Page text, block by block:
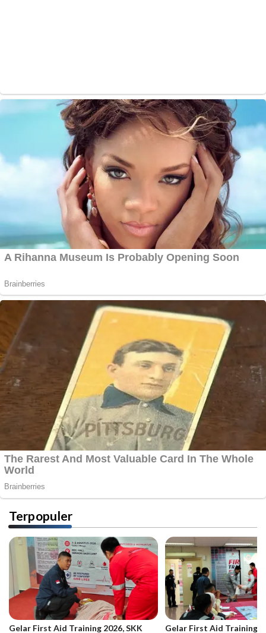
Terpopuler
Gelar First Aid Training 2026, SKK
Gelar First Aid Training